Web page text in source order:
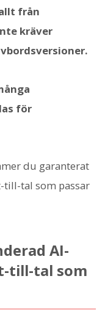
från
kräver
för
du garanterat
tal som passar
AI-
till-tal som